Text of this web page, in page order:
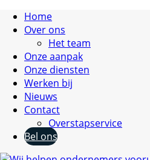
Home
Over ons
Het team
Onze aanpak
Onze diensten
Werken bij
Nieuws
Contact
Overstapservice
Bel ons